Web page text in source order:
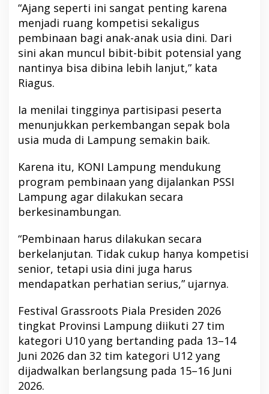
“Ajang seperti ini sangat penting karena
menjadi ruang kompetisi sekaligus
pembinaan bagi anak-anak usia dini. Dari
sini akan muncul bibit-bibit potensial yang
nantinya bisa dibina lebih lanjut,” kata
Riagus.
Ia menilai tingginya partisipasi peserta
menunjukkan perkembangan sepak bola
usia muda di Lampung semakin baik.
Karena itu, KONI Lampung mendukung
program pembinaan yang dijalankan PSSI
Lampung agar dilakukan secara
berkesinambungan.
“Pembinaan harus dilakukan secara
berkelanjutan. Tidak cukup hanya kompetisi
senior, tetapi usia dini juga harus
mendapatkan perhatian serius,” ujarnya.
Festival Grassroots Piala Presiden 2026
tingkat Provinsi Lampung diikuti 27 tim
kategori U10 yang bertanding pada 13–14
Juni 2026 dan 32 tim kategori U12 yang
dijadwalkan berlangsung pada 15–16 Juni
2026.